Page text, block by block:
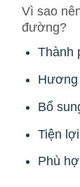
Vì sao
đường?
Thành
Hương
Bổ
Tiện
Phù